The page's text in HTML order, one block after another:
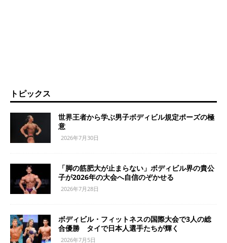
トピックス
世界王者から学ぶ男子ボディビル規定ポーズの極
意
2026年7月30日
「脚の筋肥大が止まらない」ボディビル界の貴公
子が2026年の大会へ自信のぞかせる
2026年7月28日
ボディビル・フィットネスの国際大会で3人の総
合優勝 タイで日本人選手たちが輝く
2026年7月5日